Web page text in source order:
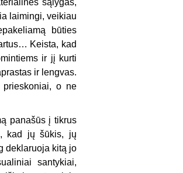
sąlygas,
laimingi, veikiau
būties
Keista, kad
ir jį kurti
ir lengvas.
prieskoniai, o ne
panašūs į tikrus
kad jų šūkis, jų
deklaruoja kitą jo
santykiai,